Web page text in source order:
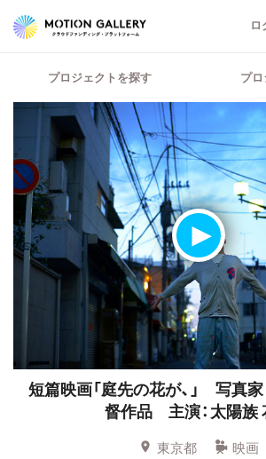
ロ
プロジェクトを探す プ
短篇映画「庭先の花が、」 写真
督作品 主演：太陽族
東京都
映画